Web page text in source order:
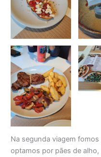
Na segunda viagem
optamos por pães de